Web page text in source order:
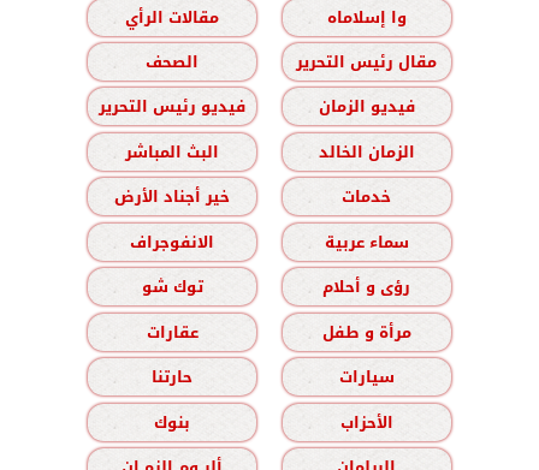
وا إسلاماه
مقالات الرأي
مقال رئيس التحرير
الصحف
فيديو الزمان
فيديو رئيس التحرير
الزمان الخالد
البث المباشر
خدمات
خير أجناد الأرض
سماء عربية
الانفوجراف
رؤى و أحلام
توك شو
مرأة و طفل
عقارات
سيارات
حارتنا
الأحزاب
بنوك